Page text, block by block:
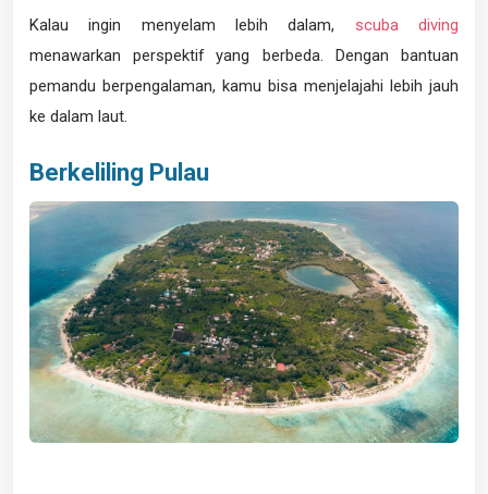
Kalau ingin menyelam lebih dalam, scuba diving
menawarkan perspektif yang berbeda. Dengan bantuan
pemandu berpengalaman, kamu bisa menjelajahi lebih jauh
ke dalam laut.
Berkeliling Pulau